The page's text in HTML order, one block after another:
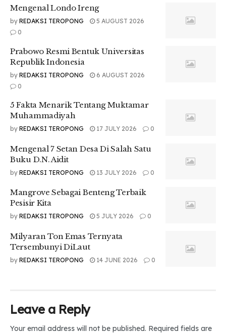
Tr : Gina Khalisa
Related Posts
Mengenal Londo Ireng
Prabowo Resmi Bentuk Universitas Republik
Indonesia
Muhammadiyah
Mengenal Londo Ireng
by REDAKSI TEROPONG
5 AUGUST 2026
0
Prabowo Resmi Bentuk Universitas
Republik Indonesia
by REDAKSI TEROPONG
6 AUGUST 2026
0
5 Fakta Menarik Tentang Muktamar
Muhammadiyah
by REDAKSI TEROPONG 17 JULY 2026 0
Mengenal 7 Setan Desa Di Salah Satu
Buku D.N. Aidit
by REDAKSI TEROPONG 13 JULY 2026 0
Mangrove Sebagai Benteng Terbaik
Pesisir Kita
by REDAKSI TEROPONG 5 JULY 2026 0
Milyaran Ton Emas Ternyata
Tersembunyi DiLaut
by REDAKSI TEROPONG 14 JUNE 2026 0
Leave a Reply
Your email address will not be published. Required fields are